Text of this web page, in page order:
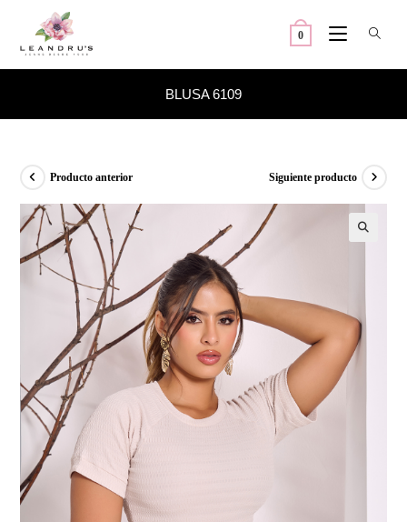
contenido
0
BLUSA 6109
Producto anterior Siguiente producto